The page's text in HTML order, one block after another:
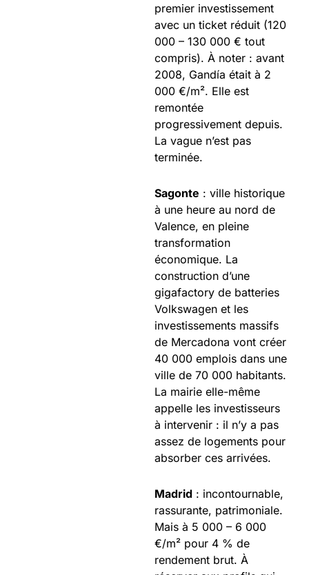
premier investissement
avec un ticket réduit (120
000 – 130 000 € tout
compris). À noter : avant
2008, Gandía était à 2
000 €/m². Elle est
remontée
progressivement depuis.
La vague n’est pas
terminée.
Sagonte : ville historique
à une heure au nord de
Valence, en pleine
transformation
économique. La
construction d’une
gigafactory de batteries
Volkswagen et les
investissements massifs
de Mercadona vont créer
40 000 emplois dans une
ville de 70 000 habitants.
La mairie elle-même
appelle les investisseurs
à intervenir : il n’y a pas
assez de logements pour
absorber ces arrivées.
Madrid : incontournable,
rassurante, patrimoniale.
Mais à 5 000 – 6 000
€/m² pour 4 % de
rendement brut. À